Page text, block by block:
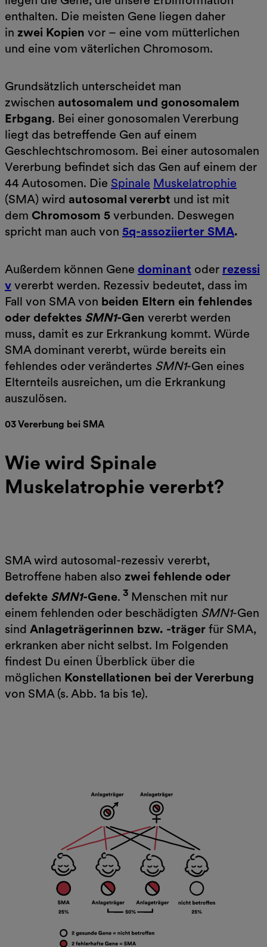
enthalten. Die meisten Gene liegen daher
in zwei Kopien vor – eine vom mütterlichen
und eine vom väterlichen Chromosom.
Grundsätzlich unterscheidet man
zwischen autosomalem und gonosomalem
Erbgang. Bei einer gonosomalen Vererbung
liegt das betreffende Gen auf einem
Geschlechtschromosom. Bei einer autosomalen
Vererbung befindet sich das Gen auf einem der
44 Autosomen. Die Spinale Muskelatrophie
(SMA) wird autosomal vererbt und ist mit
dem Chromosom 5 verbunden. Deswegen
spricht man auch von 5q-assoziierter SMA.
Außerdem können Gene dominant oder rezessi
v vererbt werden. Rezessiv bedeutet, dass im
Fall von SMA von beiden Eltern ein fehlendes
oder defektes SMN1-Gen vererbt werden
muss, damit es zur Erkrankung kommt. Würde
SMA dominant vererbt, würde bereits ein
fehlendes oder verändertes SMN1-Gen eines
Elternteils ausreichen, um die Erkrankung
auszulösen.
03 Vererbung bei SMA
Wie wird Spinale
Muskelatrophie vererbt?
SMA wird autosomal-rezessiv vererbt,
Betroffene haben also zwei fehlende oder
defekte SMN1-Gene. 3 Menschen mit nur
einem fehlenden oder beschädigten SMN1-Gen
sind Anlageträgerinnen bzw. -träger für SMA,
erkranken aber nicht selbst. Im Folgenden
findest Du einen Überblick über die
möglichen Konstellationen bei der Vererbung
von SMA (s. Abb. 1a bis 1e).